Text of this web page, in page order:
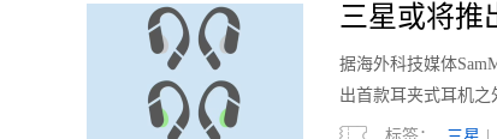
三星或将推
据海外科技媒体
出首款耳夹式耳机之